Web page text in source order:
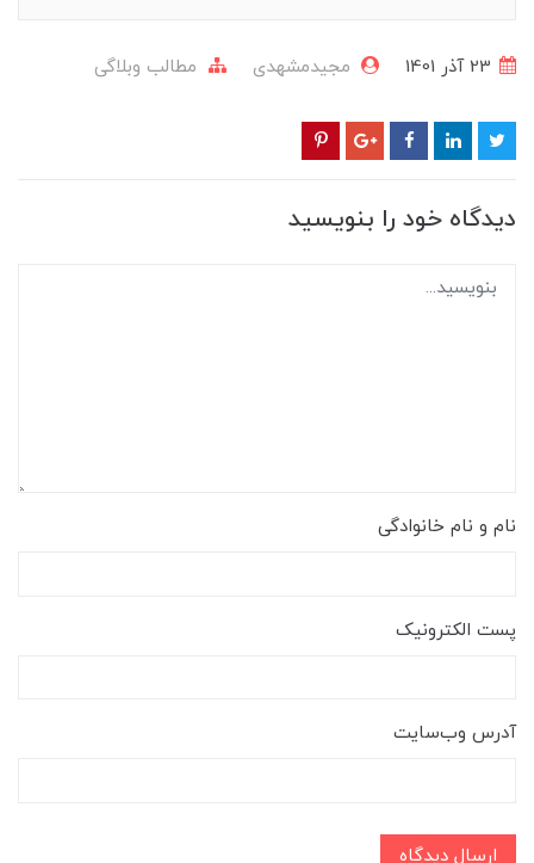
مجیدمشهدی مطالب وبلاگی
دیدگاه خود را بنویسید
نام و نام خانوادگی
پست الکترونیک
آدرس وب‌سایت
ارسال دیدگاه